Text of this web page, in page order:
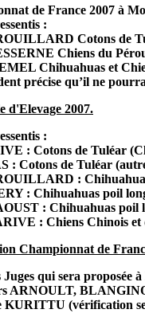
de France 2007 à
:
Cotons de
Chiens du
Chihuahuas et
précise qu’il ne
d'Elevage 2007.
:
: Cotons de Tuléar
: Cotons de Tuléar
:
: Chihuahuas poil
: Chihuahuas poil
: Chiens Chinois et
Championnat de
Juges qui sera proposée
ARNOULT,
KURITTU (vérification